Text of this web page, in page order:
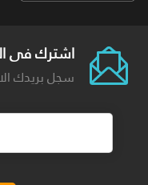
اشترك فى
سجل بريدك